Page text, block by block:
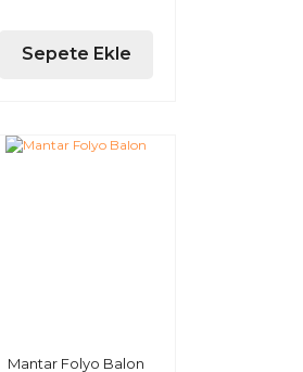
Sepete Ekle
Mantar Folyo Balon